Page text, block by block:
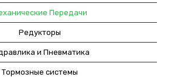
Передачи
Редукторы
и Пневматика
Тормозные системы